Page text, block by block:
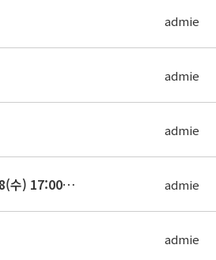
admie
admie
admie
[NH농협손해보험] 2026년 상반기 NH농협손해보험 신규직원 채용 (~04/08(수) 17:00까지) admie
admie